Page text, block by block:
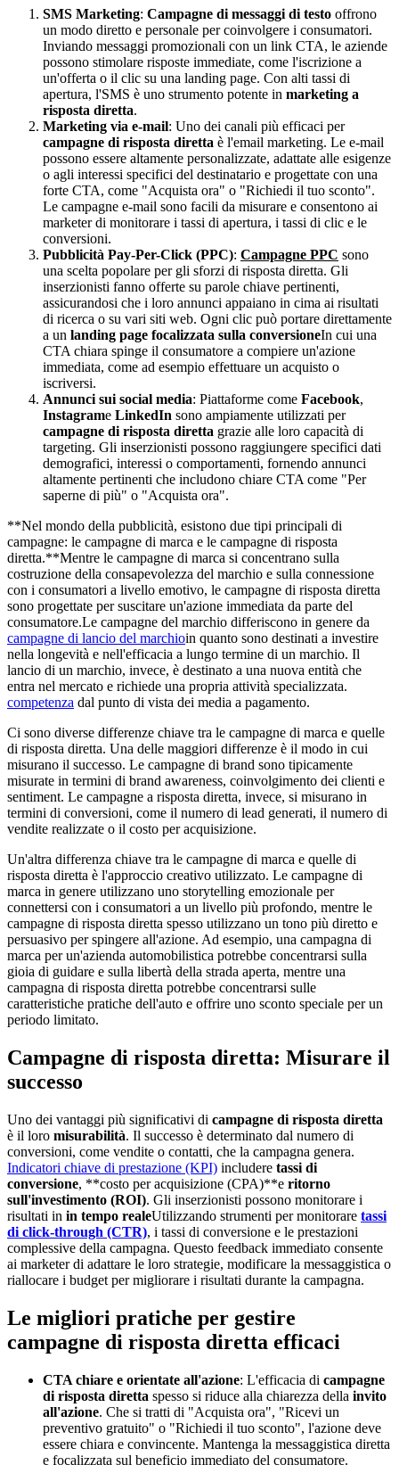
SMS Marketing: Campagne di messaggi di testo offrono
un modo diretto e personale per coinvolgere i consumatori.
Inviando messaggi promozionali con un link CTA, le aziende
possono stimolare risposte immediate, come l'iscrizione a
un'offerta o il clic su una landing page. Con alti tassi di
apertura, l'SMS è uno strumento potente in marketing a
risposta diretta.
Marketing via e-mail: Uno dei canali più efficaci per
campagne di risposta diretta è l'email marketing. Le e-mail
possono essere altamente personalizzate, adattate alle esigenze
o agli interessi specifici del destinatario e progettate con una
forte CTA, come "Acquista ora" o "Richiedi il tuo sconto".
Le campagne e-mail sono facili da misurare e consentono ai
marketer di monitorare i tassi di apertura, i tassi di clic e le
conversioni.
Pubblicità Pay-Per-Click (PPC): Campagne PPC sono
una scelta popolare per gli sforzi di risposta diretta. Gli
inserzionisti fanno offerte su parole chiave pertinenti,
assicurandosi che i loro annunci appaiano in cima ai risultati
di ricerca o su vari siti web. Ogni clic può portare direttamente
a un landing page focalizzata sulla conversioneIn cui una
CTA chiara spinge il consumatore a compiere un'azione
immediata, come ad esempio effettuare un acquisto o
iscriversi.
Annunci sui social media: Piattaforme come Facebook,
Instagrame LinkedIn sono ampiamente utilizzati per
campagne di risposta diretta grazie alle loro capacità di
targeting. Gli inserzionisti possono raggiungere specifici dati
demografici, interessi o comportamenti, fornendo annunci
altamente pertinenti che includono chiare CTA come "Per
saperne di più" o "Acquista ora".
**Nel mondo della pubblicità, esistono due tipi principali di
campagne: le campagne di marca e le campagne di risposta
diretta.**Mentre le campagne di marca si concentrano sulla
costruzione della consapevolezza del marchio e sulla connessione
con i consumatori a livello emotivo, le campagne di risposta diretta
sono progettate per suscitare un'azione immediata da parte del
consumatore.Le campagne del marchio differiscono in genere da
campagne di lancio del marchioin quanto sono destinati a investire
nella longevità e nell'efficacia a lungo termine di un marchio. Il
lancio di un marchio, invece, è destinato a una nuova entità che
entra nel mercato e richiede una propria attività specializzata.
competenza dal punto di vista dei media a pagamento.
Ci sono diverse differenze chiave tra le campagne di marca e quelle
di risposta diretta. Una delle maggiori differenze è il modo in cui
misurano il successo. Le campagne di brand sono tipicamente
misurate in termini di brand awareness, coinvolgimento dei clienti e
sentiment. Le campagne a risposta diretta, invece, si misurano in
termini di conversioni, come il numero di lead generati, il numero di
vendite realizzate o il costo per acquisizione.
Un'altra differenza chiave tra le campagne di marca e quelle di
risposta diretta è l'approccio creativo utilizzato. Le campagne di
marca in genere utilizzano uno storytelling emozionale per
connettersi con i consumatori a un livello più profondo, mentre le
campagne di risposta diretta spesso utilizzano un tono più diretto e
persuasivo per spingere all'azione. Ad esempio, una campagna di
marca per un'azienda automobilistica potrebbe concentrarsi sulla
gioia di guidare e sulla libertà della strada aperta, mentre una
campagna di risposta diretta potrebbe concentrarsi sulle
caratteristiche pratiche dell'auto e offrire uno sconto speciale per un
periodo limitato.
Campagne di risposta diretta: Misurare il
successo
Uno dei vantaggi più significativi di campagne di risposta diretta
è il loro misurabilità. Il successo è determinato dal numero di
conversioni, come vendite o contatti, che la campagna genera.
Indicatori chiave di prestazione (KPI) includere tassi di
conversione, **costo per acquisizione (CPA)**e ritorno
sull'investimento (ROI). Gli inserzionisti possono monitorare i
risultati in in tempo realeUtilizzando strumenti per monitorare tassi
di click-through (CTR), i tassi di conversione e le prestazioni
complessive della campagna. Questo feedback immediato consente
ai marketer di adattare le loro strategie, modificare la messaggistica o
riallocare i budget per migliorare i risultati durante la campagna.
Le migliori pratiche per gestire
campagne di risposta diretta efficaci
CTA chiare e orientate all'azione: L'efficacia di campagne
di risposta diretta spesso si riduce alla chiarezza della invito
all'azione. Che si tratti di "Acquista ora", "Ricevi un
preventivo gratuito" o "Richiedi il tuo sconto", l'azione deve
essere chiara e convincente. Mantenga la messaggistica diretta
e focalizzata sul beneficio immediato del consumatore.